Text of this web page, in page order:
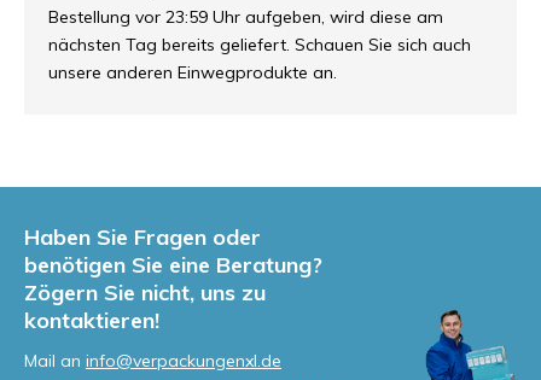
Bestellung vor 23:59 Uhr aufgeben, wird diese am
nächsten Tag bereits geliefert. Schauen Sie sich auch
unsere anderen Einwegprodukte an.
Haben Sie Fragen oder
benötigen Sie eine Beratung?
Zögern Sie nicht, uns zu
kontaktieren!
Mail an info@verpackungenxl.de